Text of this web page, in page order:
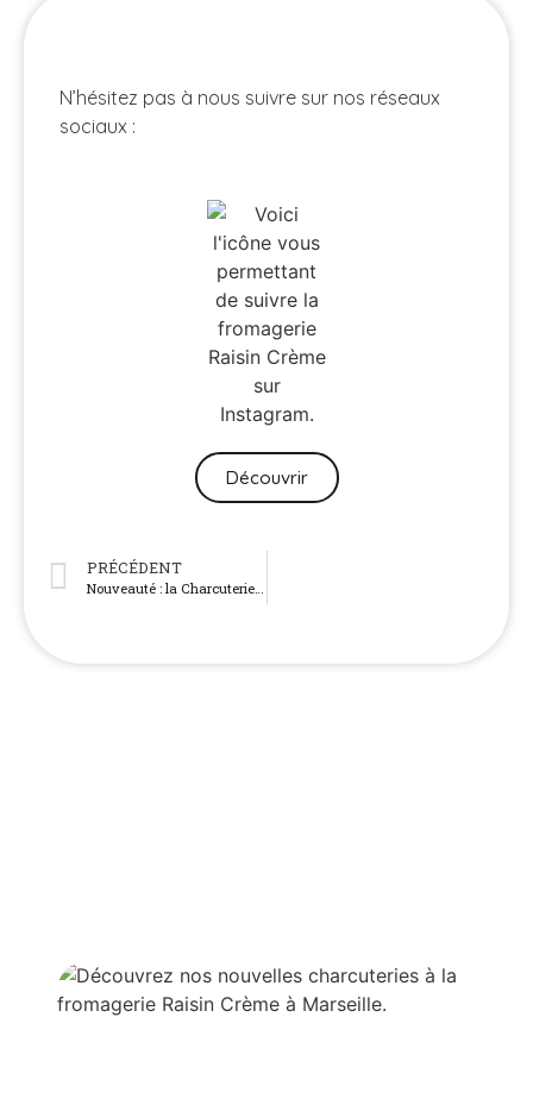
N’hésitez pas à nous suivre sur nos réseaux
sociaux :
Découvrir
PRÉCÉDENT
Nouveauté : la Charcuterie du tuyé de Papi Gaby